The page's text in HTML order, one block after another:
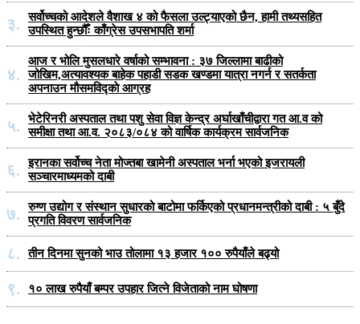
३.
सर्वोच्चको आदेशले वैशाख ४ को फैसला उल्ट्याएको छैन, हामी तथ्यसहित
उपस्थित हुन्छौँः काँग्रेस उपसभापति शर्मा
४.
आज र भोलि मुसलधारे वर्षाको सम्भावना : ३७ जिल्लामा बाढीको
जोखिम,अत्यावश्यक बाहेक पहाडी सडक खण्डमा यात्रा नगर्न र सतर्कता
अपनाउन मौसमविद्काे आग्रह
५.
भेटेरिनरी अस्पताल तथा पशु सेवा विज्ञ केन्द्र अर्घाखाँचीद्वारा गत आ.व को
समीक्षा तथा आ.व. २०८३/०८४ को वार्षिक कार्यक्रम सार्वजनिक
६.
इरानका सर्वोच्च नेता मोज्तबा खामेनी अस्पताल भर्ना भएको इजरायली
सञ्चारमाध्यमको दाबी
७.
रुग्ण उद्योग र संस्थान सुधारको बाटोमा फर्किएको प्रधानमन्त्रीको दाबी : ५ बुँदे
प्रगति विवरण सार्वजनिक
८. तीन दिनमा सुनको भाउ तोलामा १३ हजार १०० रुपैयाँले बढ्यो
९. १० लाख रुपैयाँ बम्पर उपहार जित्ने विजेताको नाम घोषणा